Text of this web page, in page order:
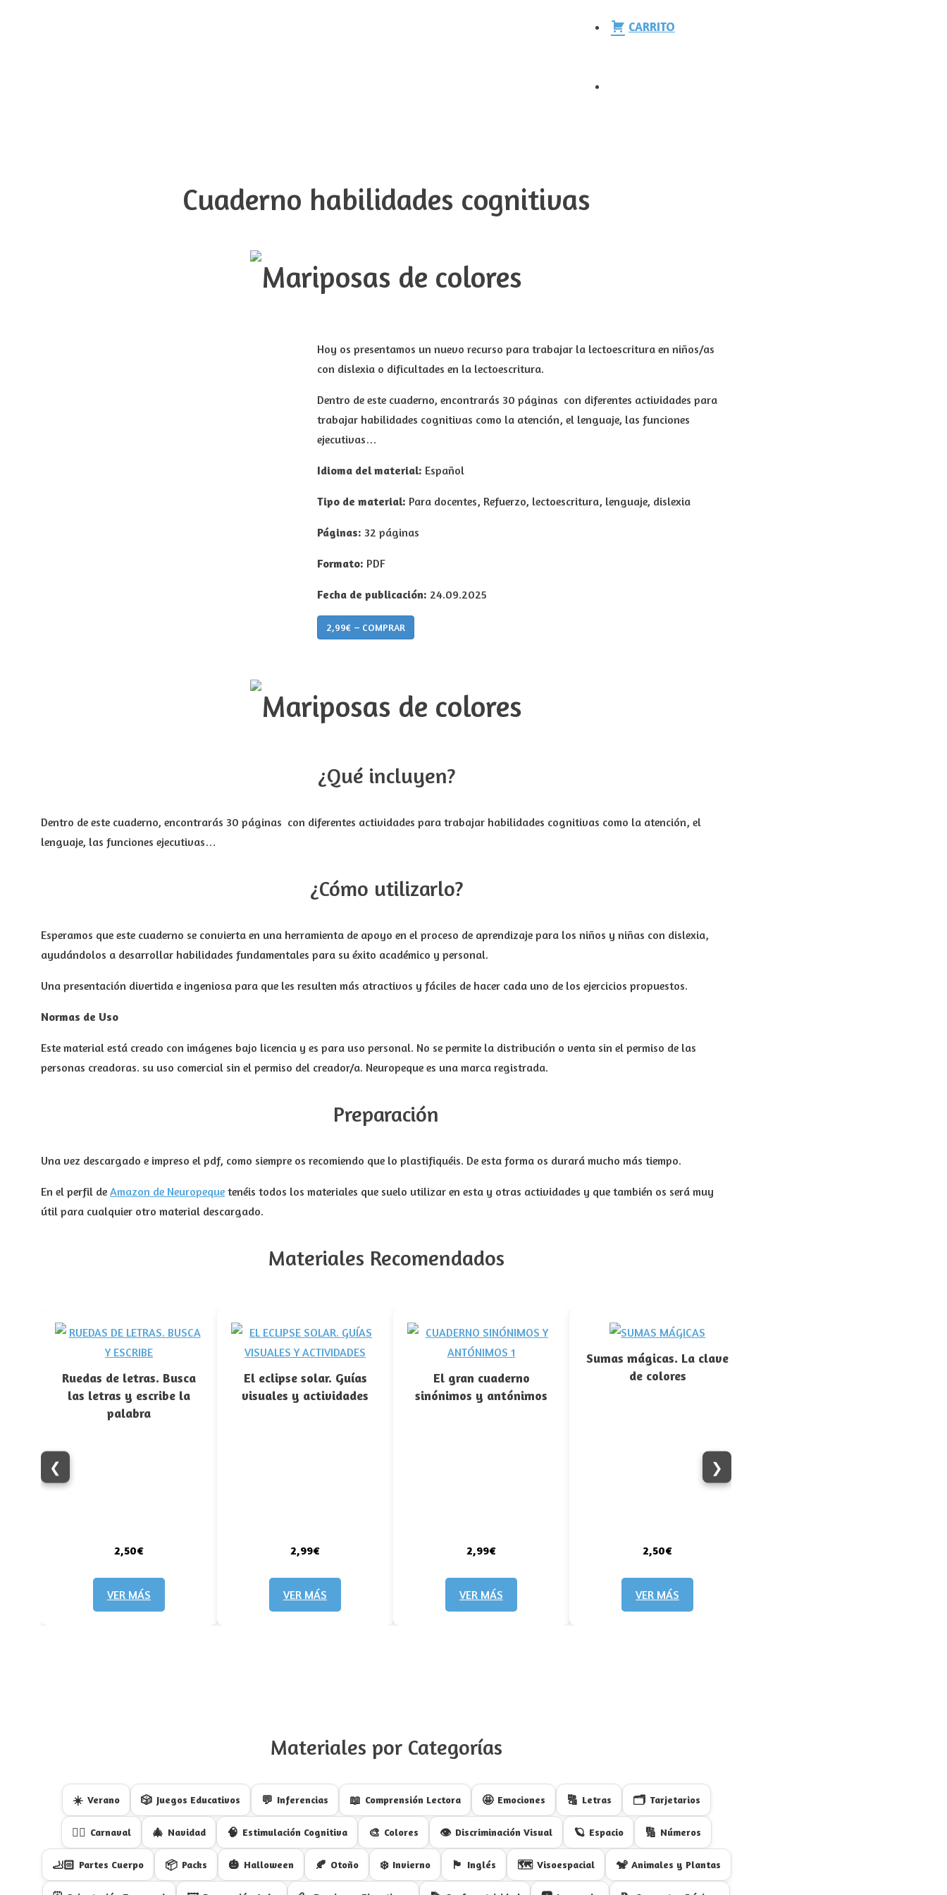
CARRITO
Cuaderno habilidades cognitivas
Hoy os presentamos un nuevo recurso para trabajar la lectoescritura en niños/as
con dislexia o dificultades en la lectoescritura.
Dentro de este cuaderno, encontrarás 30 páginas con diferentes actividades para
trabajar habilidades cognitivas como la atención, el lenguaje, las funciones
ejecutivas…
Idioma del material: Español
Tipo de material: Para docentes, Refuerzo, lectoescritura, lenguaje, dislexia
Páginas: 32 páginas
Formato: PDF
Fecha de publicación: 24.09.2025
2,99€ – COMPRAR
¿Qué incluyen?
Dentro de este cuaderno, encontrarás 30 páginas con diferentes actividades para trabajar habilidades cognitivas como la atención, el
lenguaje, las funciones ejecutivas…
¿Cómo utilizarlo?
Esperamos que este cuaderno se convierta en una herramienta de apoyo en el proceso de aprendizaje para los niños y niñas con dislexia,
ayudándolos a desarrollar habilidades fundamentales para su éxito académico y personal.
Una presentación divertida e ingeniosa para que les resulten más atractivos y fáciles de hacer cada uno de los ejercicios propuestos.
Normas de Uso
Este material está creado con imágenes bajo licencia y es para uso personal. No se permite la distribución o venta sin el permiso de las
personas creadoras. su uso comercial sin el permiso del creador/a. Neuropeque es una marca registrada.
Preparación
Una vez descargado e impreso el pdf, como siempre os recomiendo que lo plastifiquéis. De esta forma os durará mucho más tiempo.
En el perfil de Amazon de Neuropeque tenéis todos los materiales que suelo utilizar en esta y otras actividades y que también os será muy
útil para cualquier otro material descargado.
Materiales Recomendados
❮
Ruedas de letras. Busca
las letras y escribe la
palabra
2,50€
VER MÁS
El eclipse solar. Guías
visuales y actividades
2,99€
VER MÁS
El gran cuaderno
sinónimos y antónimos
2,99€
VER MÁS
Sumas mágicas. La clave
de colores
2,50€
VER MÁS
❯
Materiales por Categorías
☀️ Verano 🎲 Juegos Educativos 💬 Inferencias 📖 Comprensión Lectora 🤩 Emociones 🔠 Letras 🗂️ Tarjetarios
🦹‍♀️ Carnaval 🎄 Navidad 🧠 Estimulación Cognitiva 🎨 Colores 👁️ Discriminación Visual 🪐 Espacio 🔢 Números
🦶🏻 Partes Cuerpo 📦 Packs 🎃 Halloween 🍂 Otoño ❄️ Invierno 🏴󠁧󠁢󠁥󠁮󠁧󠁿 Inglés 🗺️ Visoespacial 🐒 Animales y Plantas